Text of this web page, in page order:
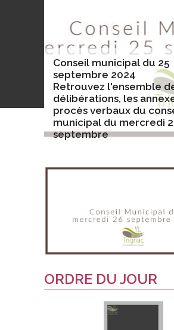
Conseil municipal du 25
septembre 2024
Retrouvez l'ensemble
délibérations, les
procès verbaux du
municipal du mercredi
septembre
ORDRE DU JOUR